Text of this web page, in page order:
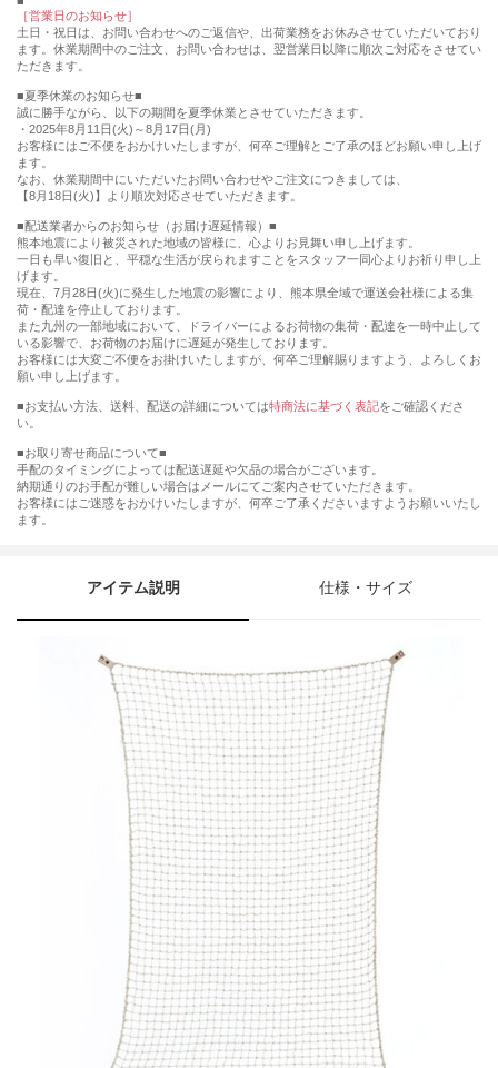
［営業日のお知らせ］
土日・祝日は、お問い合わせへのご返信や、出荷業務をお休みさせていただいており
ます。休業期間中のご注文、お問い合わせは、翌営業日以降に順次ご対応をさせてい
ただきます。
■夏季休業のお知らせ■
誠に勝手ながら、以下の期間を夏季休業とさせていただきます。
・2025年8月11日(火)～8月17日(月)
お客様にはご不便をおかけいたしますが、何卒ご理解とご了承のほどお願い申し上げ
ます。
なお、休業期間中にいただいたお問い合わせやご注文につきましては、
【8月18日(火)】より順次対応させていただきます。
■配送業者からのお知らせ（お届け遅延情報）■
熊本地震により被災された地域の皆様に、心よりお見舞い申し上げます。
一日も早い復旧と、平穏な生活が戻られますことをスタッフ一同心よりお祈り申し上
げます。
現在、7月28日(火)に発生した地震の影響により、熊本県全域で運送会社様による集
荷・配達を停止しております。
また九州の一部地域において、ドライバーによるお荷物の集荷・配達を一時中止して
いる影響で、お荷物のお届けに遅延が発生しております。
お客様には大変ご不便をお掛けいたしますが、何卒ご理解賜りますよう、よろしくお
願い申し上げます。
■お支払い方法、送料、配送の詳細については特商法に基づく表記をご確認くださ
い。
■お取り寄せ商品について■
手配のタイミングによっては配送遅延や欠品の場合がございます。
納期通りのお手配が難しい場合はメールにてご案内させていただきます。
お客様にはご迷惑をおかけいたしますが、何卒ご了承くださいますようお願いいたし
ます。
アイテム説明 仕様・サイズ